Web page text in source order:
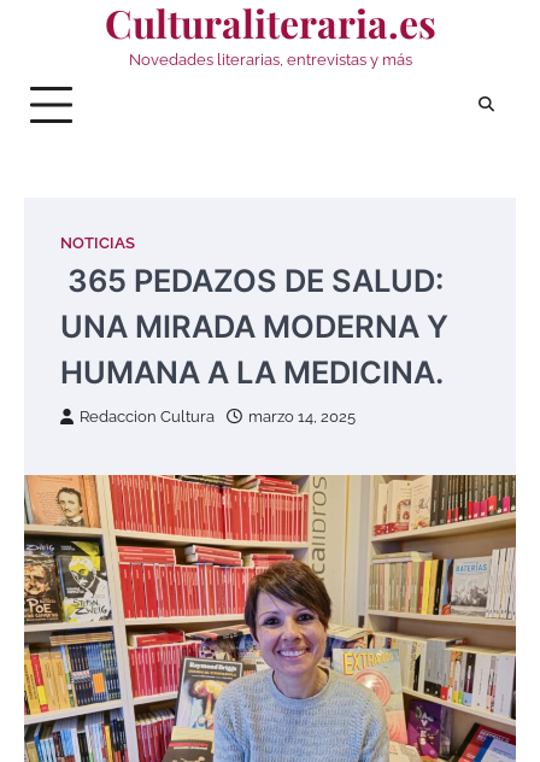
Culturaliteraria.es
Novedades literarias, entrevistas y más
NOTICIAS
365 PEDAZOS DE SALUD:
UNA MIRADA MODERNA Y
HUMANA A LA MEDICINA.
Redaccion Cultura marzo 14, 2025